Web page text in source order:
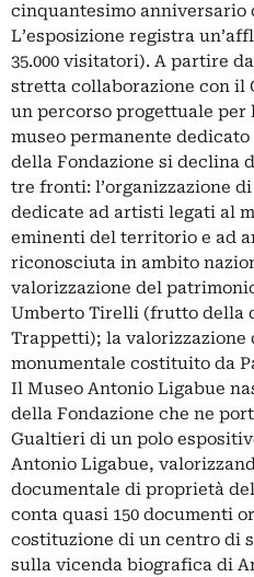
cinquantesimo anniversario
L’esposizione registra
35.000 visitatori). A partire
stretta collaborazione con il
un percorso progettuale per
museo permanente
della Fondazione si declina
tre fronti: l’organizzazione
dedicate ad artisti legati al
eminenti del territorio e ad
riconosciuta in ambito
valorizzazione del
Umberto Tirelli (frutto della
Trappetti); la valorizzazione
monumentale costituito da
Il Museo Antonio Ligabue
della Fondazione che ne
Gualtieri di un polo
Antonio Ligabue,
documentale di proprietà
conta quasi 150 documenti
costituzione di un centro di
sulla vicenda biografica di